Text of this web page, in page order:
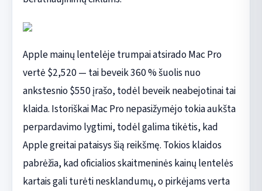
Apple mainų lentelėje trumpai atsirado Mac Pro
vertė $2,520 — tai beveik 360 % šuolis nuo
ankstesnio $550 įrašo, todėl beveik neabejotinai tai
klaida. Istoriškai Mac Pro nepasižymėjo tokia aukšta
perpardavimo lygtimi, todėl galima tikėtis, kad
Apple greitai pataisys šią reikšmę. Tokios klaidos
pabrėžia, kad oficialios skaitmeninės kainų lentelės
kartais gali turėti nesklandumų, o pirkėjams verta